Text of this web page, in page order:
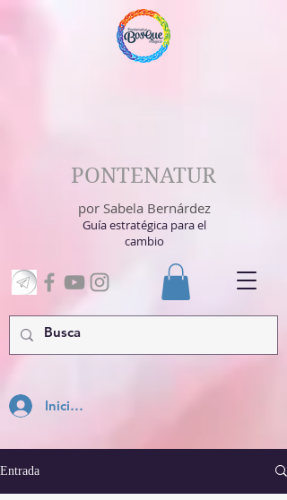
Inicia Sesión
PONTENATUR
por Sabela Bernárdez
Guía estratégica para el
cambio
Entrada